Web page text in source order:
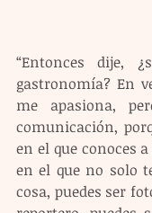
“Entonces dije,
gastronomía? En
me apasiona,
comunicación,
en el que conoces
en el que no solo
cosa, puedes ser